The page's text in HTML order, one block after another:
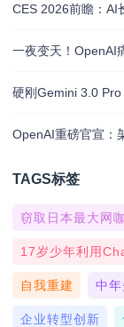
CES 2026前瞻：AI
一夜变天！OpenAI
硬刚Gemini 3.0
OpenAI重磅官宣：
TAGS标签
窃取日本最大网
17岁少年利用
自我重建 中年
企业转型创新